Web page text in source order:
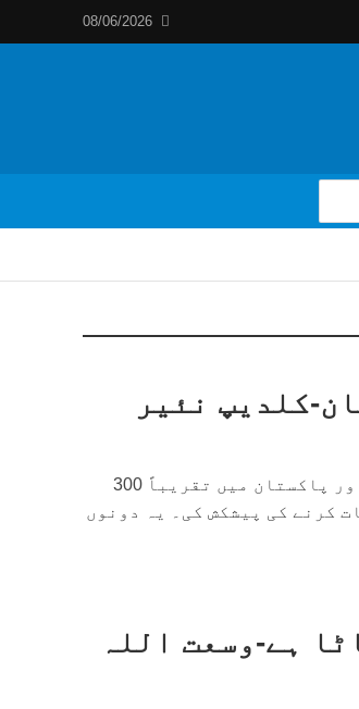
08/06/2026
کلدیپ نئیر
وزیر داخلہ راجناتھ سنگھ نے سرینگر اور پاکستان میں تقریباً 300
کرنے کی پیشکش کی۔ یہ دونوں
ہے-وسعت اللہ